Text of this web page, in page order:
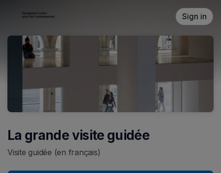
Sign in
La grande visite guidée
Visite guidée (en français)